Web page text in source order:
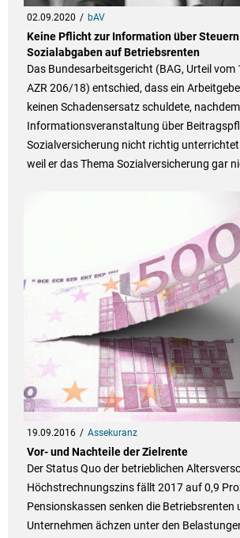
02.09.2020 bAV
Keine Pflicht zur Information über Steuern
Sozialabgaben auf Betriebsrenten
Das Bundesarbeitsgericht (BAG, Urteil vom
AZR 206/18) entschied, dass ein
keinen Schadensersatz schuldete,
Informationsveranstaltung über
Sozialversicherung nicht richtig
weil er das Thema Sozialversicherung gar
19.09.2016 Assekuranz
Vor- und Nachteile der Zielrente
Der Status Quo der betrieblichen
Höchstrechnungszins fällt 2017 auf 0,9
Pensionskassen senken die Betriebsrenten
Unternehmen ächzen unter den